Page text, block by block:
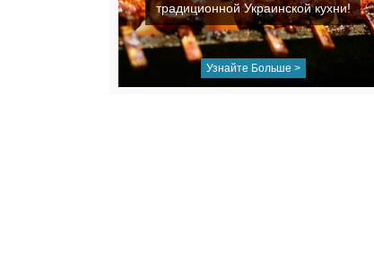
традиционной Украинской кухни!
Узнайте Больше >